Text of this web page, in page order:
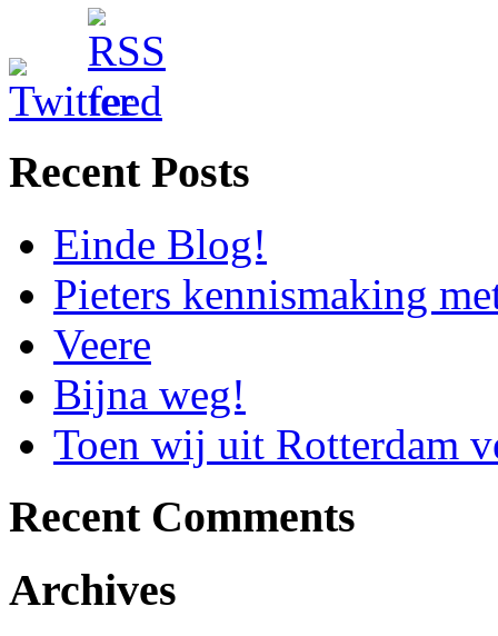
Recent Posts
Einde Blog!
Pieters kennismaking
Veere
Bijna weg!
Toen wij uit
Recent Comments
Archives